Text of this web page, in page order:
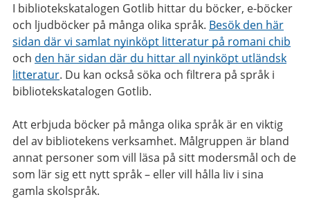
I bibliotekskatalogen Gotlib hittar du böcker, e-böcker
och ljudböcker på många olika språk. Besök den här
sidan där vi samlat nyinköpt litteratur på romani chib
och den här sidan där du hittar all nyinköpt utländsk
litteratur. Du kan också söka och filtrera på språk i
bibliotekskatalogen Gotlib.
Att erbjuda böcker på många olika språk är en viktig
del av bibliotekens verksamhet. Målgruppen är bland
annat personer som vill läsa på sitt modersmål och de
som lär sig ett nytt språk – eller vill hålla liv i sina
gamla skolspråk.